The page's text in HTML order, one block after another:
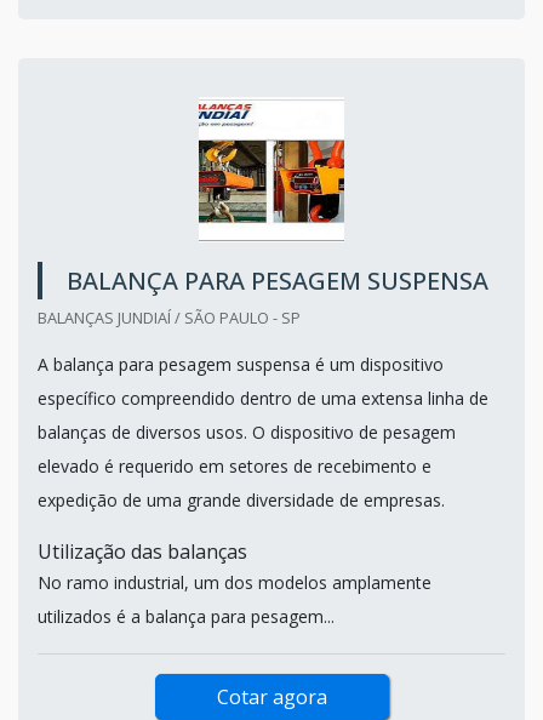
BALANÇA PARA PESAGEM SUSPENSA
BALANÇAS JUNDIAÍ / SÃO PAULO - SP
A balança para pesagem suspensa é um dispositivo
específico compreendido dentro de uma extensa linha de
balanças de diversos usos. O dispositivo de pesagem
elevado é requerido em setores de recebimento e
expedição de uma grande diversidade de empresas.
Utilização das balanças
No ramo industrial, um dos modelos amplamente
utilizados é a balança para pesagem...
Cotar agora